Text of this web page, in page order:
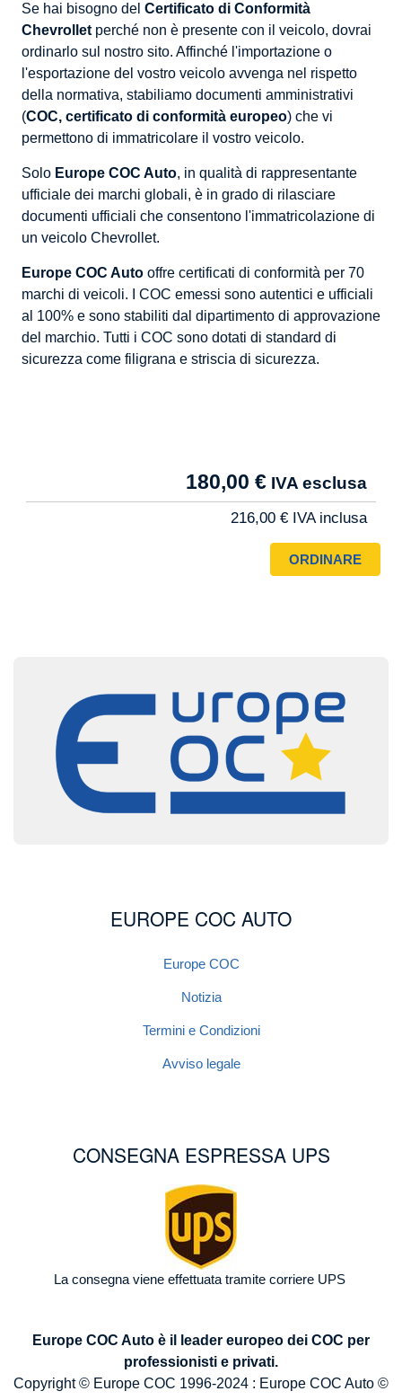
Se hai bisogno del Certificato di Conformità
Chevrolletperché non è presente con il veicolo, dovrai
ordinarlo sul nostro sito. Affinché l'importazione o
l'esportazione del vostro veicolo avvenga nel rispetto
della normativa, stabiliamo documenti amministrativi
(COC, certificato di conformità europeo) che vi
permettono di immatricolare il vostro veicolo.
Solo Europe COC Auto, in qualità di rappresentante
ufficiale dei marchi globali, è in grado di rilasciare
documenti ufficiali che consentono l'immatricolazione di
un veicolo Chevrollet.
Europe COC Autooffre certificati di conformità per 70
marchi di veicoli. I COC emessi sono autentici e ufficiali
al 100% e sono stabiliti dal dipartimento di approvazione
del marchio. Tutti i COC sono dotati di standard di
sicurezza come filigrana e striscia di sicurezza.
180,00 €
216,00 €
EUROPE COC AUTO
Europe COC
Notizia
Termini e Condizioni
Avviso legale
CONSEGNA ESPRESSA UPS
La consegna viene effettuata tramite corriere UPS
Europe COC Auto è il leader europeo dei COC per
professionisti e privati.
Copyright © Europe COC 1996-2024 : Europe COC Auto ©